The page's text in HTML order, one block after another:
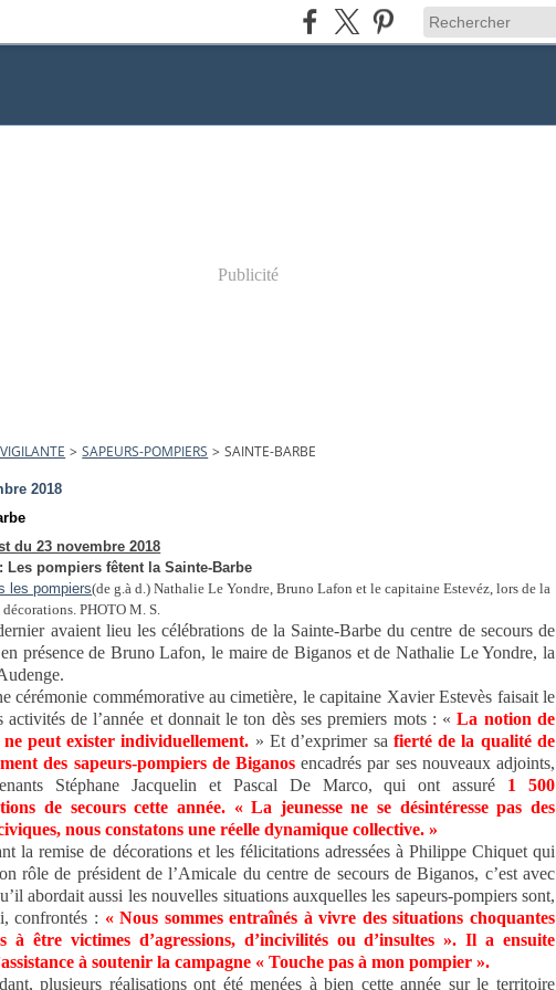
Publicité
> SAPEURS-POMPIERS > SAINTE-BARBE
2018
du 23 novembre 2018
Les pompiers fêtent la Sainte-Barbe
(de g.à d.) Nathalie Le Yondre, Bruno Lafon et le capitaine Estevéz, lors de la
décorations. PHOTO M. S.
avaient lieu les célébrations de la Sainte-Barbe du centre de secours de
présence de Bruno Lafon, le maire de Biganos et de Nathalie Le Yondre, la
cérémonie commémorative au cimetière, le capitaine Xavier Estevès faisait le
activités de l’année et donnait le ton dès ses premiers mots : «La notion de
ne peut exister individuellement. » Et d’exprimer sa fierté de la qualité de
des sapeurs-pompiers de Biganos encadrés par ses nouveaux adjoints,
Stéphane Jacquelin et Pascal De Marco, qui ont assuré 1 500
de secours cette année. « La jeunesse ne se désintéresse pas des
nous constatons une réelle dynamique collective. »
la remise de décorations et les félicitations adressées à Philippe Chiquet qui
rôle de président de l’Amicale du centre de secours de Biganos, c’est avec
abordait aussi les nouvelles situations auxquelles les sapeurs-pompiers sont,
confrontés : « Nous sommes entraînés à vivre des situations choquantes
à être victimes d’agressions, d’incivilités ou d’insultes ». Il a ensuite
à soutenir la campagne « Touche pas à mon pompier ».
plusieurs réalisations ont été menées à bien cette année sur le territoire